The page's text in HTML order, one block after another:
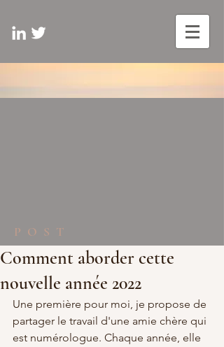
POST
Comment aborder cette
nouvelle année 2022
Une première pour moi, je propose de
partager le travail d'une amie chère qui
est numérologue. Chaque année, elle